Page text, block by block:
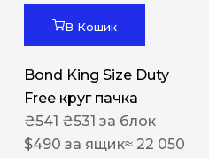
В Кошик
Bond King Size Duty
Free круг пачка
₴541 ₴531 за блок
$490 за ящик≈ 22 050